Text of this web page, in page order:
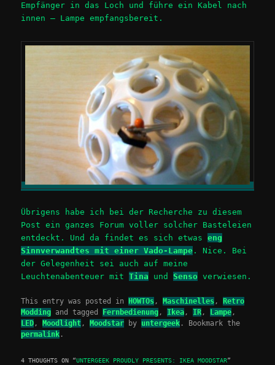
Empfänger in das Loch und führe ein Kabel nach
innen – Lampe empfangsbereit.
Übrigens habe ich bei der Recherche zu diesem
Post ein ganzes Forum voller solcher Basteleien
entdeckt. Und da findet es sich etwaseng
Sinnverwandtes mit einer Vado-Lampe . Nice. Bei
der Gelegenheit sei auch auf meine
Leuchtenabenteuer mitTina undSenso verwiesen.
This entry was posted in HOWTOs, Maschinelles,
Retro
Modding and tagged Fernbedienung, Ikea, IR, Lampe,
LED, Moodlight, Moodstar by untergeek . Bookmark the
permalink .
4 THOUGHTS ON “UNTERGEEK PROUDLY PRESENTS: IKEA MOODSTAR”